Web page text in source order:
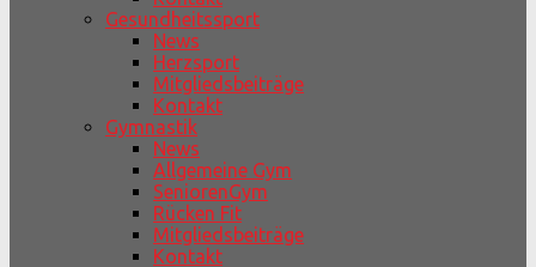
Gesundheitssport
News
Herzsport
Mitgliedsbeiträge
Kontakt
Gymnastik
News
Allgemeine Gym
SeniorenGym
Rücken Fit
Mitgliedsbeiträge
Kontakt